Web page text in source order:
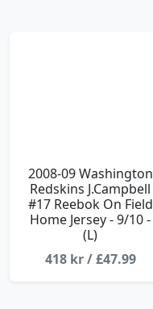
2008-09 Washington
Redskins J.Campbell
#17 Reebok On Field
Home Jersey - 9/10 -
(L)
418 kr / £47.99